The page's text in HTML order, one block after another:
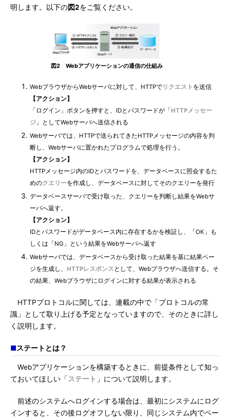
明します。以下の図2をご覧ください。
図2 Webアプリケーションの通信の仕組み
WebブラウザからWebサーバに対して、HTTPで リクエスト を送信
【アクション】
「ログイン」ボタンを押すと、IDとパスワードが「 HTTPメッセー
ジ 」としてWebサーバへ送信される
Webサーバでは、HTTPで送られてきたHTTPメッセージの内容を判
断し、Webサーバに置かれたプログラムで処理を行う。
【アクション】
HTTPメッセージ内のIDとパスワードを、データベースに照会するた
めのクエリーを作成し、データベースに対してそのクエリーを発行
データベースサーバで受け取った、クエリーを判断し結果をWebサ
ーバへ返す。
【アクション】
IDとパスワードがデータベース内に存在するかを検証し、「OK」も
しくは「NG」という結果をWebサーバへ返す
Webサーバでは、データベースから受け取った結果を基に結果ペー
ジを生成し、 HTTPレスポンス として、Webブラウザへ送信する。そ
の結果、Webブラウザにログインに対する結果が表示される
HTTPプロトコルに関しては、連載の中で「プロトコルの常
識」として取り上げる予定となっていますので、そのときに詳し
く説明します。
■ステートとは？
Webアプリケーションを構築するときに、前提条件として知っ
ておいてほしい「 ステート 」について説明します。
前述のシステムへログインする場合は、最初にシステムにログ
インすると、その後ログオフしない限り、同じシステム内でペー